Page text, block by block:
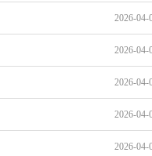
2026-04-
2026-04-
2026-04-
2026-04-
2026-04-